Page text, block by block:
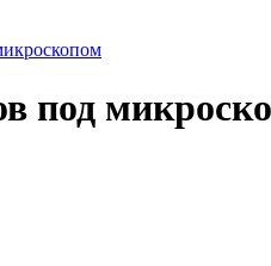
под